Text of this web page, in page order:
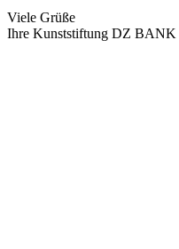
Viele Grüße
Ihre Kunststiftung DZ BANK